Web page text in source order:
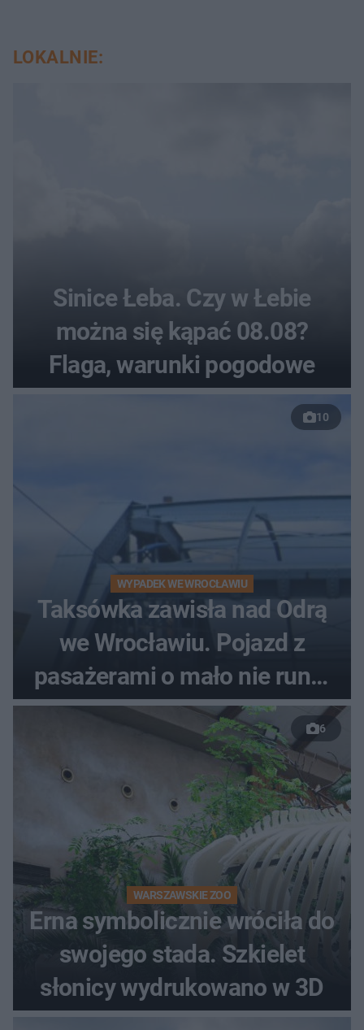
LOKALNIE:
Sinice Łeba. Czy w Łebie
można się kąpać 08.08?
Flaga, warunki pogodowe
10
WYPADEK WE WROCŁAWIU
Taksówka zawisła nad Odrą
we Wrocławiu. Pojazd z
pasażerami o mało nie runął
do rzeki
6
WARSZAWSKIE ZOO
Erna symbolicznie wróciła do
swojego stada. Szkielet
słonicy wydrukowano w 3D